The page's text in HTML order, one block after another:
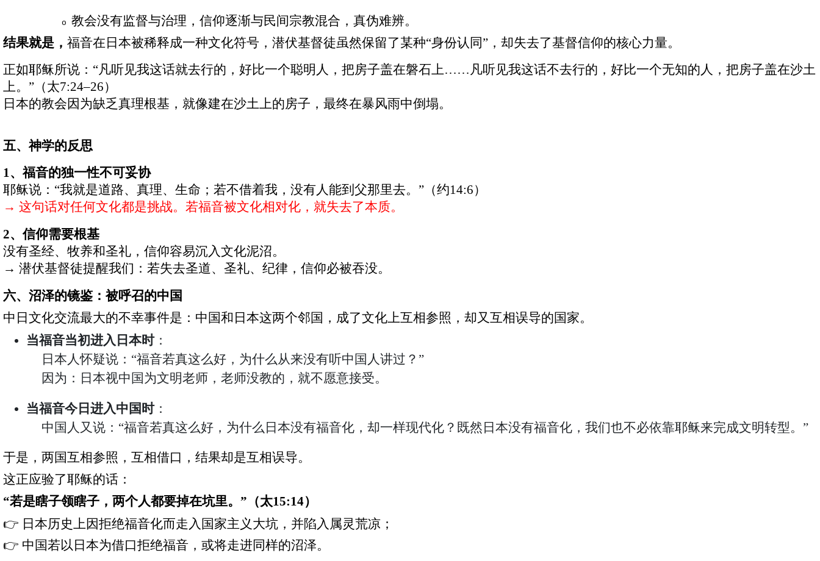
o 教会没有监督与治理，信仰逐渐与民间宗教混合，真伪难辨。
结果就是， 福音在日本被稀释成一种文化符号，潜伏基督徒虽然保留了某种“身份认同”，却失去了基督信仰的核心力量。
正如耶稣所说： “凡听见我这话就去行的，好比一个聪明人，把房子盖在磐石上…… 凡听见我这话不去行的，好比一个无知的人，把房子盖在沙土
上。 ”（太7:24–26）
日本的教会因为缺乏真理根基，就像建在沙土上的房子，最终在暴风雨中倒塌。
五、神学的反思
1 、福音的独一性不可妥协
耶稣说： “我就是道路、真理、生命；若不借着我，没有人能到父那里去。 ”（约14:6）
→ 这句话对任何文化都是挑战。若福音被文化相对化，就失去了本质。
2、信仰需要根基
没有圣经、牧养和圣礼，信仰容易沉入文化泥沼。
→ 潜伏基督徒提醒我们：若失去圣道、圣礼、纪律，信仰必被吞没。
六、沼泽的镜鉴：被呼召的中国
中日文化交流最大的不幸事件是：中国和日本这两个邻国，成了文化上互相参照，却又互相误导的国家。
当福音当初进入日本时：
日本人怀疑说： “福音若真这么好，为什么从来没有听中国人讲过？ ”
因为：日本视中国为文明老师，老师没教的，就不愿意接受。
当福音今日进入中国时：
中国人又说： “福音若真这么好，为什么日本没有福音化，却一样现代化？既然日本没有福音化，我们也不必依靠耶稣来完成文明转型。 ”
于是，两国互相参照，互相借口，结果却是互相误导。
这正应验了耶稣的话：
“若是瞎子领瞎子，两个人都要掉在坑里。 ” （太15:14）
👉 日本历史上因拒绝福音化而走入国家主义大坑，并陷入属灵荒凉；
👉 中国若以日本为借口拒绝福音，或将走进同样的沼泽。